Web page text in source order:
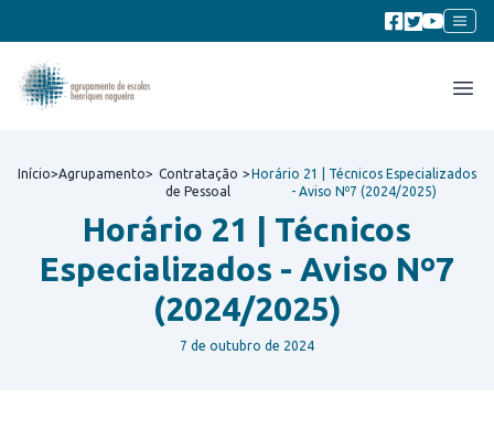
Início>Agrupamento> Contratação
de Pessoal
> Horário 21 | Técnicos Especializados
- Aviso Nº7 (2024/2025)
Horário 21 | Técnicos
Especializados - Aviso Nº7
(2024/2025)
7 de outubro de 2024